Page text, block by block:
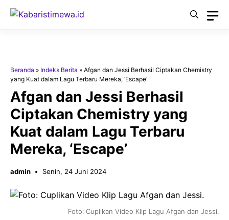
Langsung
Beranda » Indeks Berita » Afgan dan Jessi Berhasil Ciptakan Chemistry
yang Kuat dalam Lagu Terbaru Mereka, ‘Escape’
Afgan dan Jessi Berhasil
Ciptakan Chemistry yang
Kuat dalam Lagu Terbaru
Mereka, ‘Escape’
admin Senin, 24 Juni 2024
Foto: Cuplikan Video Klip Lagu Afgan dan Jessi.